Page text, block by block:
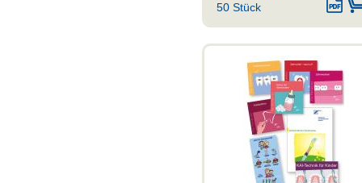
50 Stück